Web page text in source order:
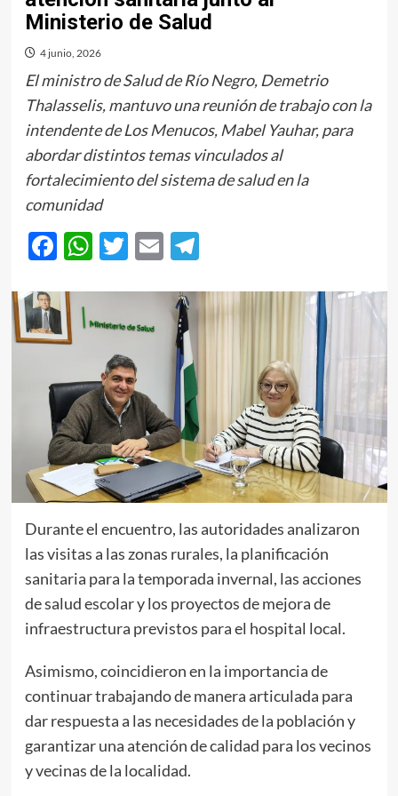
Ministerio de Salud
4 junio, 2026
El ministro de Salud de Río Negro, Demetrio
Thalasselis, mantuvo una reunión de trabajo con la
intendente de Los Menucos, Mabel Yauhar, para
abordar distintos temas vinculados al
fortalecimiento del sistema de salud en la
comunidad
Facebook
WhatsApp
Twitter
EmailTelegram
Durante el encuentro, las autoridades analizaron
las visitas a las zonas rurales, la planificación
sanitaria para la temporada invernal, las acciones
de salud escolar y los proyectos de mejora de
infraestructura previstos para el hospital local.
Asimismo, coincidieron en la importancia de
continuar trabajando de manera articulada para
dar respuesta a las necesidades de la población y
garantizar una atención de calidad para los vecinos
y vecinas de la localidad.